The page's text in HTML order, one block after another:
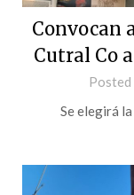
Convocan
Cutral Co
Posted
Se elegirá